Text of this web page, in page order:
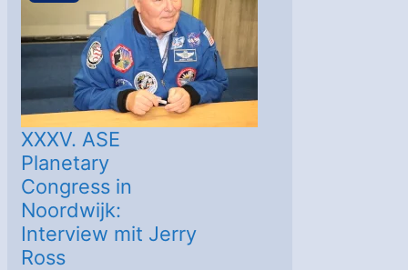
Eröffnungszeremonie
XXXV. ASE
Planetary
Congress in
Noordwijk:
Interview mit Jerry
Ross